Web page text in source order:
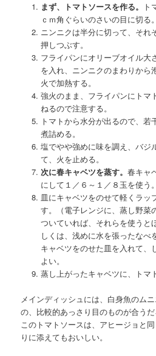
まず、トマトソースを作る。
ト
ｃｍ角ぐらいのさいの目に切る。
ニンニクは半分に切って、それ
押しつぶす。
フライパンにオリーブオイル大
を入れ、ニンニクのまわりから
火で加熱する。
強火のまま、フライパンにトマ
ねるので注意する。
トマトから水分が出るので、
煮詰める。
塩でやや強めに味を調え、バジ
て、火を止める。
次に春キャベツを蒸す。 春キャ
にして１／６～１／８玉を使う。
皿にキャベツをのせて軽くラッ
す。（電子レンジに、蒸し野菜
ついていれば、それらを使うと
しくは、浅めに水を張ったなべ
キャベツをのせた皿を入れて、
よい。
蒸し上がったキャベツに、トマ
メインディッシュには、白身魚のム
の、比較的あっさり目のものが合うだ
このトマトソースは、アヒージョと
りに添えてもおいしい。